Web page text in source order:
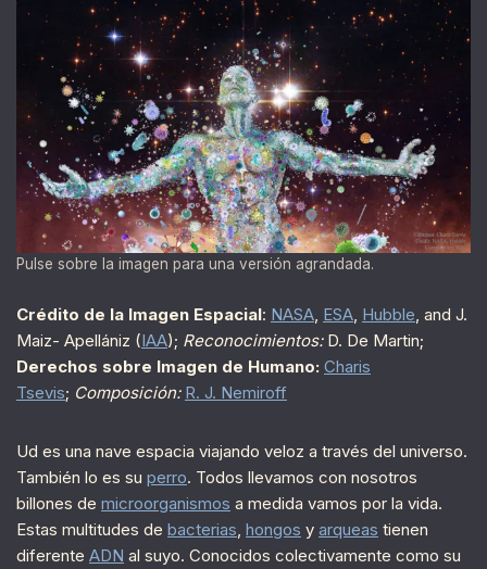
Pulse sobre la imagen para una versión agrandada.
Crédito de la Imagen Espacial: NASA ESA Hubble , and J.
Maiz- Apellániz (IAA); Reconocimientos: D. De Martin;
Derechos sobre Imagen de Humano: Charis
Tsevis; Composición: R. J. Nemiroff
Ud es una nave espacia viajando veloz a través del universo.
También lo es su perro. Todos llevamos con nosotros
billones de microorganismos a medida vamos por la vida.
Estas multitudes de bacterias hongos y arqueas tienen
diferente ADN al suyo. Conocidos colectivamente como su